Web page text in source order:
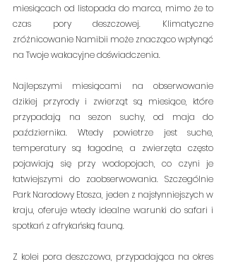
miesiącach od listopada do marca, mimo że to
czas pory deszczowej. Klimatyczne
zróżnicowanie Namibii może znacząco wpłynąć
na Twoje wakacyjne doświadczenia.
Najlepszymi miesiącami na obserwowanie
dzikiej przyrody i zwierząt są miesiące, które
przypadają na sezon suchy, od maja do
października. Wtedy powietrze jest suche,
temperatury są łagodne, a zwierzęta często
pojawiają się przy wodopojach, co czyni je
łatwiejszymi do zaobserwowania. Szczególnie
Park Narodowy Etosza, jeden z najsłynniejszych w
kraju, oferuje wtedy idealne warunki do safari i
spotkań z afrykańską fauną.
Z kolei pora deszczowa, przypadająca na okres